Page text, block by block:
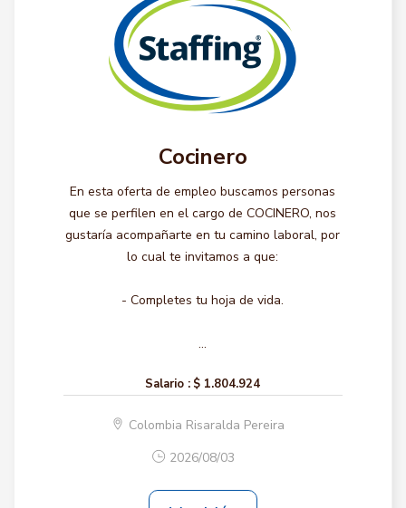
Cocinero
En esta oferta de empleo buscamos personas
que se perfilen en el cargo de COCINERO, nos
gustaría acompañarte en tu camino laboral, por
lo cual te invitamos a que:
- Completes tu hoja de vida.
...
Salario : $ 1.804.924
Colombia Risaralda Pereira
2026/08/03